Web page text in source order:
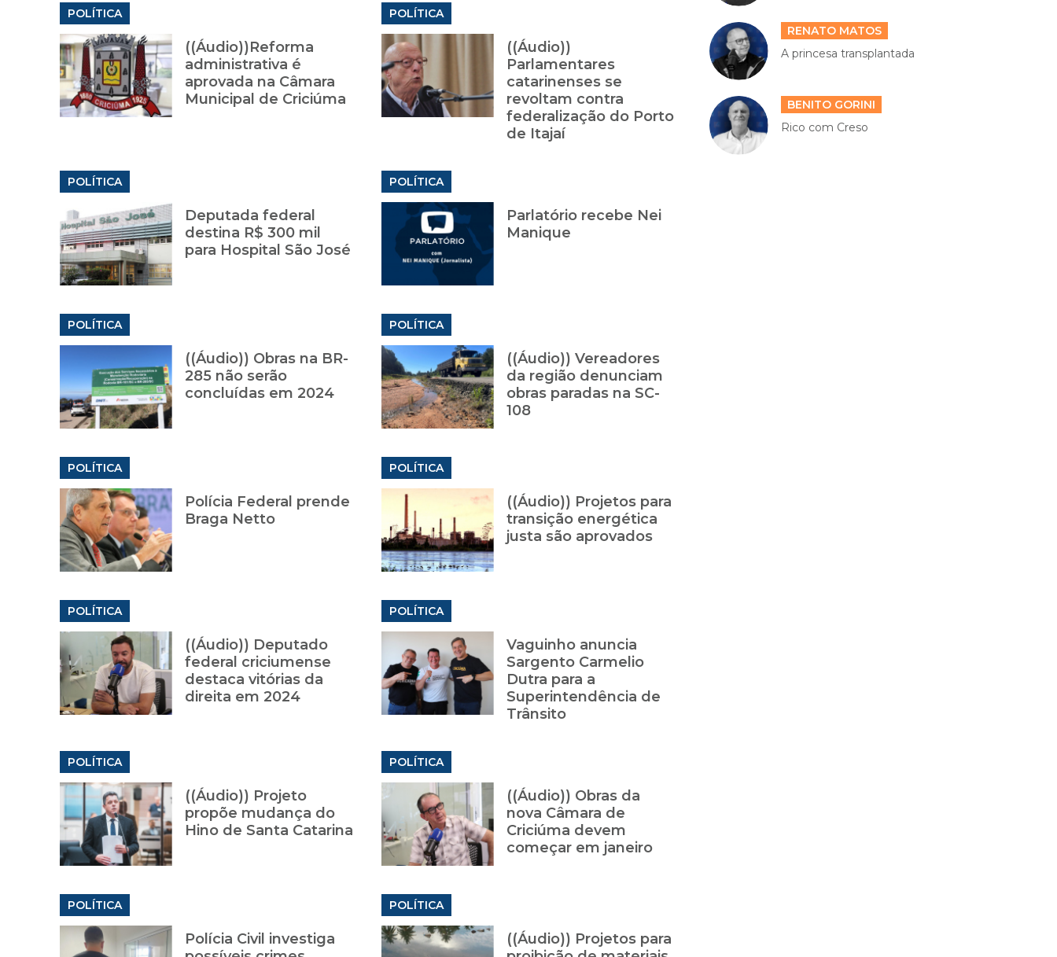
POLÍTICA
((Áudio))Reforma
administrativa é
aprovada na Câmara
Municipal de Criciúma
POLÍTICA
((Áudio))
Parlamentares
catarinenses se
revoltam contra
federalização do Porto
de Itajaí
POLÍTICA
Deputada federal
destina R$ 300 mil
para Hospital São José
POLÍTICA
Parlatório recebe Nei
Manique
POLÍTICA
((Áudio)) Obras na BR-
285 não serão
concluídas em 2024
POLÍTICA
((Áudio)) Vereadores
da região denunciam
obras paradas na SC-
108
POLÍTICA
Polícia Federal prende
Braga Netto
POLÍTICA
((Áudio)) Projetos para
transição energética
justa são aprovados
POLÍTICA
((Áudio)) Deputado
federal criciumense
destaca vitórias da
direita em 2024
POLÍTICA
Vaguinho anuncia
Sargento Carmelio
Dutra para a
Superintendência de
Trânsito
POLÍTICA
((Áudio)) Projeto
propõe mudança do
Hino de Santa Catarina
POLÍTICA
((Áudio)) Obras da
nova Câmara de
Criciúma devem
começar em janeiro
POLÍTICA
Polícia Civil investiga
POLÍTICA
((Áudio)) Projetos para
RENATO MATOS
A princesa transplantada
BENITO GORINI
Rico com Creso